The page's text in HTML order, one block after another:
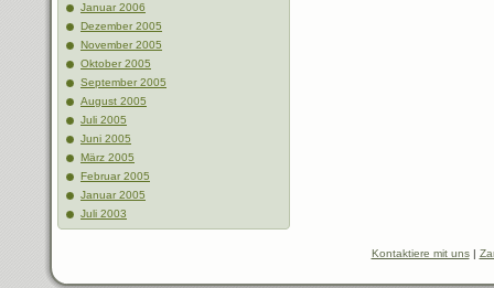
Januar 2006
Dezember 2005
November 2005
Oktober 2005
September 2005
August 2005
Juli 2005
Juni 2005
März 2005
Februar 2005
Januar 2005
Juli 2003
Kontaktiere mit uns|